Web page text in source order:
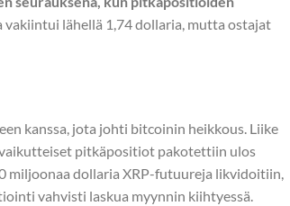
vakiintui lähellä 1,74 dollaria, mutta ostajat
kanssa, jota johti bitcoinin heikkous. Liike
pitkäpositiot pakotettiin ulos
miljoonaa dollaria XRP-futuureja likvidoitiin,
vahvisti laskua myynnin kiihtyessä.